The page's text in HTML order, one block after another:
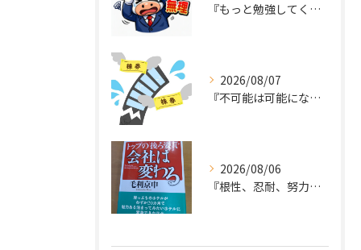
『もっと勉強してくれば良かった～後悔先にたたず』
2026/08/07
『不可能は可能になる』
2026/08/06
『根性、忍耐、努力という言葉は死語なのか』